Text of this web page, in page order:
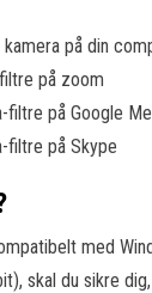
på din
på zoom
filtre på Google
filtre på Skype
med
skal du sikre